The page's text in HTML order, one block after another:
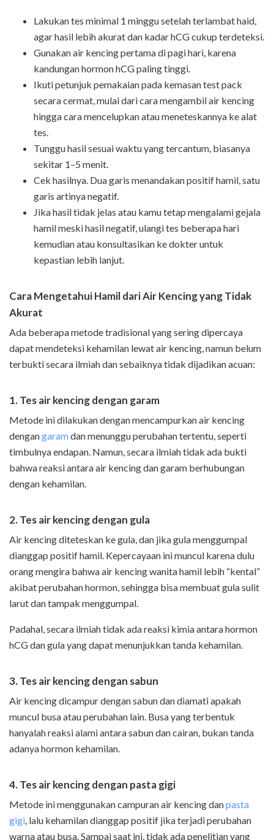
Lakukan tes minimal 1 minggu setelah terlambat haid,
agar hasil lebih akurat dan kadar hCG cukup terdeteksi.
Gunakan air kencing pertama di pagi hari, karena
kandungan hormon hCG paling tinggi.
Ikuti petunjuk pemakaian pada kemasan test pack
secara cermat, mulai dari cara mengambil air kencing
hingga cara mencelupkan atau meneteskannya ke alat
tes.
Tunggu hasil sesuai waktu yang tercantum, biasanya
sekitar 1–5 menit.
Cek hasilnya. Dua garis menandakan positif hamil, satu
garis artinya negatif.
Jika hasil tidak jelas atau kamu tetap mengalami gejala
hamil meski hasil negatif, ulangi tes beberapa hari
kemudian atau konsultasikan ke dokter untuk
kepastian lebih lanjut.
Cara Mengetahui Hamil dari Air Kencing yang Tidak
Akurat
Ada beberapa metode tradisional yang sering dipercaya
dapat mendeteksi kehamilan lewat air kencing, namun belum
terbukti secara ilmiah dan sebaiknya tidak dijadikan acuan:
1. Tes air kencing dengan garam
Metode ini dilakukan dengan mencampurkan air kencing
dengangaramdan menunggu perubahan tertentu, seperti
timbulnya endapan. Namun, secara ilmiah tidak ada bukti
bahwa reaksi antara air kencing dan garam berhubungan
dengan kehamilan.
2. Tes air kencing dengan gula
Air kencing diteteskan ke gula, dan jika gula menggumpal
dianggap positif hamil. Kepercayaan ini muncul karena dulu
orang mengira bahwa air kencing wanita hamil lebih “kental”
akibat perubahan hormon, sehingga bisa membuat gula sulit
larut dan tampak menggumpal.
Padahal, secara ilmiah tidak ada reaksi kimia antara hormon
hCG dan gula yang dapat menunjukkan tanda kehamilan.
3. Tes air kencing dengan sabun
Air kencing dicampur dengan sabun dan diamati apakah
muncul busa atau perubahan lain. Busa yang terbentuk
hanyalah reaksi alami antara sabun dan cairan, bukan tanda
adanya hormon kehamilan.
4. Tes air kencing dengan pasta gigi
Metode ini menggunakan campuran air kencing danpasta
gigi , lalu kehamilan dianggap positif jika terjadi perubahan
warna atau busa. Sampai saat ini, tidak ada penelitian yang